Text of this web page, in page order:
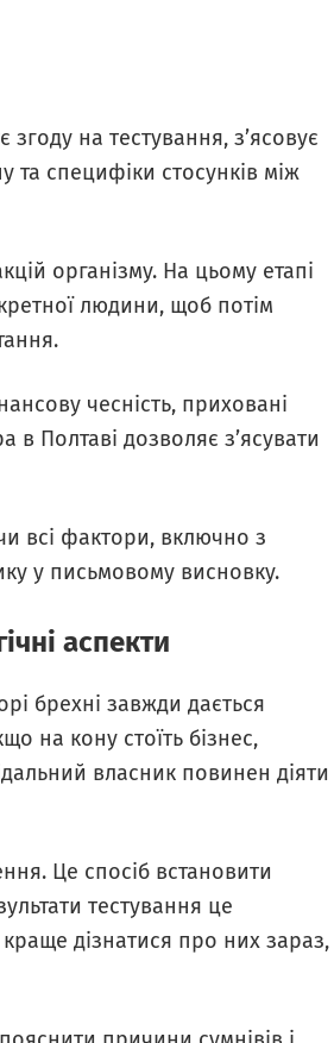
на тестування, з’ясовує
та специфіки стосунків між
організму. На цьому етапі
людини, щоб потім
чесність, приховані
в Полтаві дозволяє з’ясувати
всі фактори, включно з
у письмовому висновку.
аспекти
брехні завжди дається
на кону стоїть бізнес,
власник повинен діяти
Це спосіб встановити
тестування це
дізнатися про них зараз,